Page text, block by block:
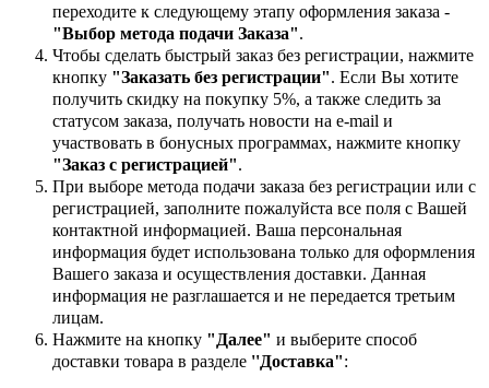
переходите к следующему этапу оформления заказа -
"Выбор метода подачи Заказа".
Чтобы сделать быстрый заказ без регистрации, нажмите
кнопку "Заказать без регистрации". Если Вы хотите
получить скидку на покупку 5%, а также следить за
статусом заказа, получать новости на e-mail и
участвовать в бонусных программах, нажмите кнопку
"Заказ с регистрацией".
При выборе метода подачи заказа без регистрации или с
регистрацией, заполните пожалуйста все поля с Вашей
контактной информацией. Ваша персональная
информация будет использована только для оформления
Вашего заказа и осуществления доставки. Данная
информация не разглашается и не передается третьим
лицам.
Нажмите на кнопку "Далее" и выберите способ
доставки товара в разделе ''Доставка":